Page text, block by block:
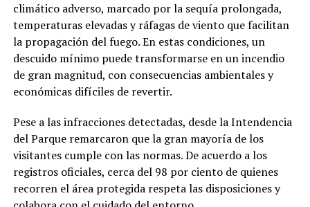
climático adverso, marcado por la sequía prolongada,
temperaturas elevadas y ráfagas de viento que facilitan
la propagación del fuego. En estas condiciones, un
descuido mínimo puede transformarse en un incendio
de gran magnitud, con consecuencias ambientales y
económicas difíciles de revertir.
Pese a las infracciones detectadas, desde la Intendencia
del Parque remarcaron que la gran mayoría de los
visitantes cumple con las normas. De acuerdo a los
registros oficiales, cerca del 98 por ciento de quienes
recorren el área protegida respeta las disposiciones y